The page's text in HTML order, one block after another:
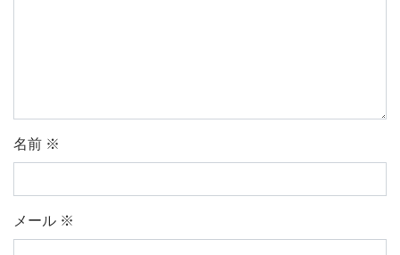
名前 ※
メール ※